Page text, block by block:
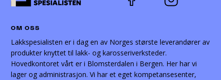
OM OSS
Lakkspesialisten er i dag en av Norges største leverandører av
produkter knyttet til lakk- og karosseriverksteder.
Hovedkontoret vårt er i Blomsterdalen i Bergen. Her har vi
lager og administrasjon. Vi har et eget kompetansesenter,